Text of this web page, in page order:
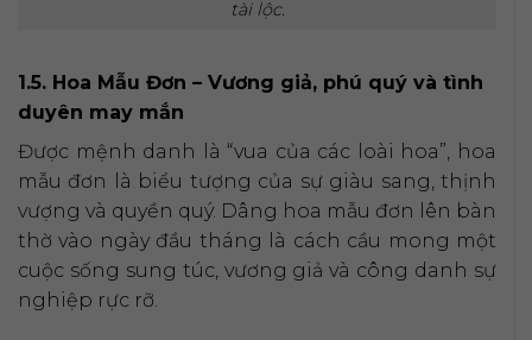
tài lộc.
1.5. Hoa Mẫu Đơn – Vương giả, phú quý và tình
duyên may mắn
Được mệnh danh là “vua của các loài hoa”, hoa
mẫu đơn là biểu tượng của sự giàu sang, thịnh
vượng và quyền quý. Dâng hoa mẫu đơn lên bàn
thờ vào ngày đầu tháng là cách cầu mong một
cuộc sống sung túc, vương giả và công danh sự
nghiệp rực rỡ.